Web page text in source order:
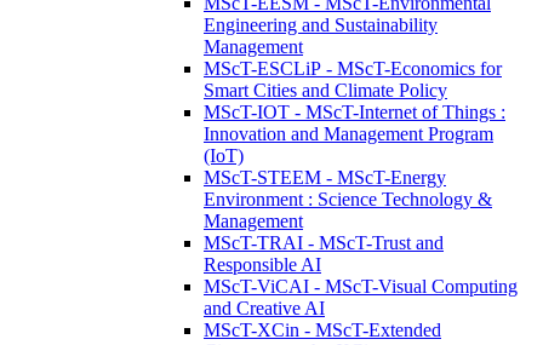
Engineering and Sustainability
Management
MScT-ESCLiP - MScT-Economics for
Smart Cities and Climate Policy
MScT-IOT - MScT-Internet of Things :
Innovation and Management Program
(IoT)
MScT-STEEM - MScT-Energy
Environment : Science Technology &
Management
MScT-TRAI - MScT-Trust and
Responsible AI
MScT-ViCAI - MScT-Visual Computing
and Creative AI
MScT-XCin - MScT-Extended